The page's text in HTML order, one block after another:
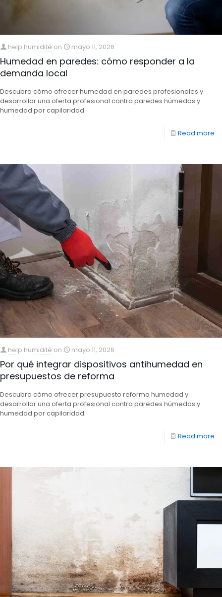
help humidité on mayo 11, 2026
Humedad en paredes: cómo responder a la
demanda local
Descubra cómo ofrecer humedad en paredes profesionales y
desarrollar una oferta profesional contra paredes húmedas y
humedad por capilaridad.
Read more
help humidité on mayo 11, 2026
Por qué integrar dispositivos antihumedad en
presupuestos de reforma
Descubra cómo ofrecer presupuesto reforma humedad y
desarrollar una oferta profesional contra paredes húmedas y
humedad por capilaridad.
Read more